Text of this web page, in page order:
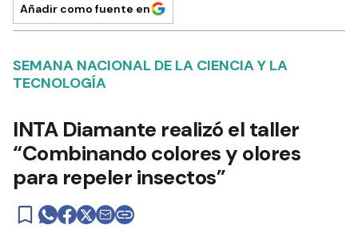
Añadir como fuente en
SEMANA NACIONAL DE LA CIENCIA Y LA
TECNOLOGÍA
INTA Diamante realizó el taller
“Combinando colores y olores
para repeler insectos”